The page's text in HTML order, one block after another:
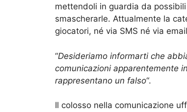
mettendoli in guardia da
smascherarle. Attualmente la
giocatori, né via SMS né via
“Desideriamo informarti che
comunicazioni apparentemente
rappresentano un falso“.
Il colosso nella comunicazione